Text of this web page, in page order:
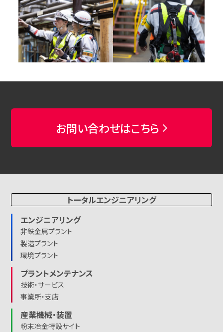
お問い合わせはこちら
トータルエンジニアリング
エンジニアリング
非鉄金属プラント
製造プラント
環境プラント
プラントメンテナンス
技術・サービス
事業所・支店
産業機械・装置
粉末冶金特設サイト